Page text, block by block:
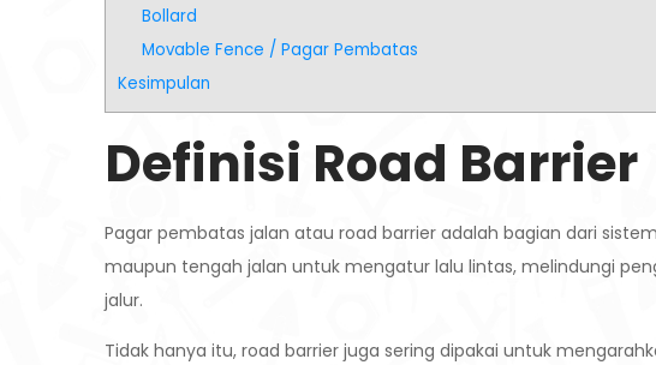
Bollard
Movable Fence / Pagar Pembatas
Kesimpulan
Definisi Road Barrier
Pagar pembatas jalan atau road barrier adalah bagian dari
maupun tengah jalan untuk mengatur lalu lintas, melindungi
jalur.
Tidak hanya itu, road barrier juga sering dipakai untuk